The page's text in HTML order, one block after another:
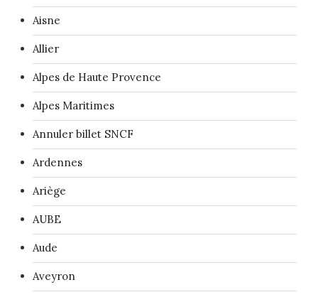
Aisne
Allier
Alpes de Haute Provence
Alpes Maritimes
Annuler billet SNCF
Ardennes
Ariège
AUBE
Aude
Aveyron